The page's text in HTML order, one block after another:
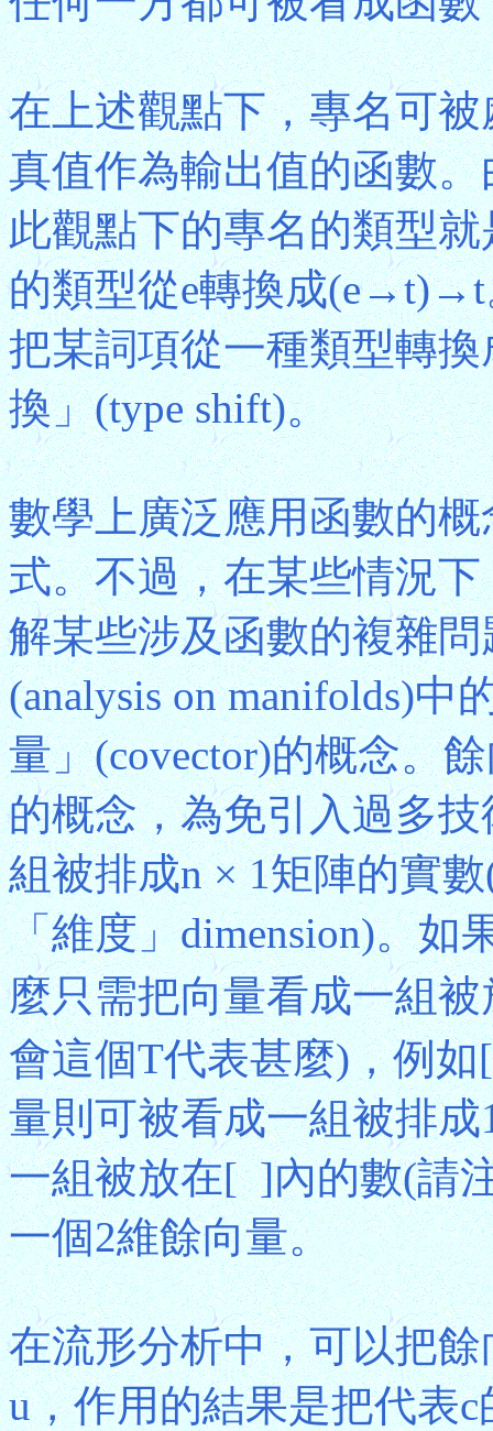
在上述觀點下，專名可
真值作為輸出值的函數
此觀點下的專名的類型
的類型從e轉換成(e→t)→t
把某詞項從一種類型轉
換」(type shift)。
數學上廣泛應用函數的
式。不過，在某些情況
解某些涉及函數的複雜
(analysis on manifolds)
量」(covector)的概念。
的概念，為免引入過多
組被排成n × 1矩陣的實
「維度」dimension)。如
麼只需把向量看成一組
會這個T代表甚麼)，例如
量則可被看成一組被排
一組被放在[ ]內的數(請
一個2維餘向量。
在流形分析中，可以把
u，作用的結果是把代表